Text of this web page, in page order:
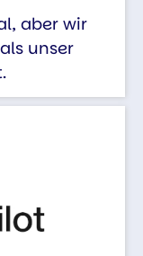
aber wir
unser